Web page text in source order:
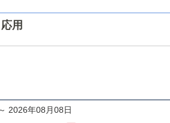
用
2026年08月08日